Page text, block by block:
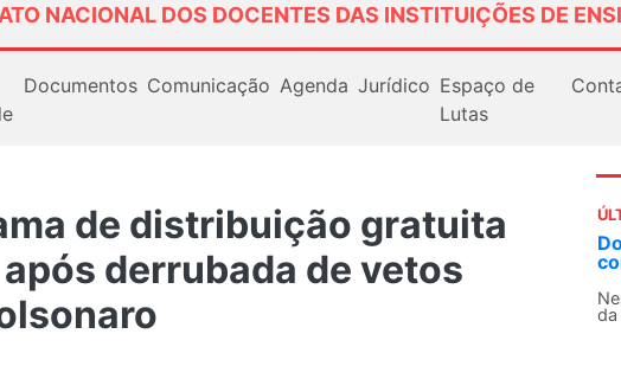
NACIONAL DOS DOCENTES DAS INSTITUIÇÕES DE
Documentos Comunicação Agenda Jurídico Espaço de
Lutas
de distribuição gratuita
derrubada de vetos
Docentes paralisam novamente as atividades
contra as políticas de Milei na Argentina